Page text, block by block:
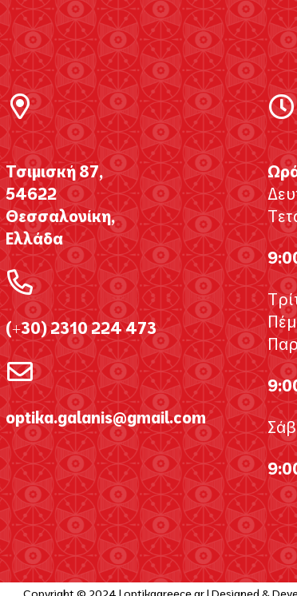
Τσιμισκή 87,
54622
Θεσσαλονίκη,
Ελλάδα
(+30) 2310 224 473
optika.galanis@gmail.com